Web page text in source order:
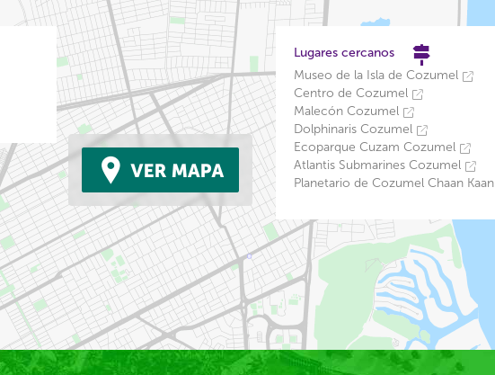
Lugares cercanos
Museo de la Isla de Cozumel
Centro de Cozumel
Malecón Cozumel
Dolphinaris Cozumel
Ecoparque Cuzam Cozumel
Atlantis Submarines Cozumel
Planetario de Cozumel Chaan Kaan